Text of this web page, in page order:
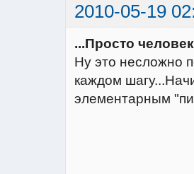
2010-05-19
...Просто
Ну это несложно
каждом
элементарным